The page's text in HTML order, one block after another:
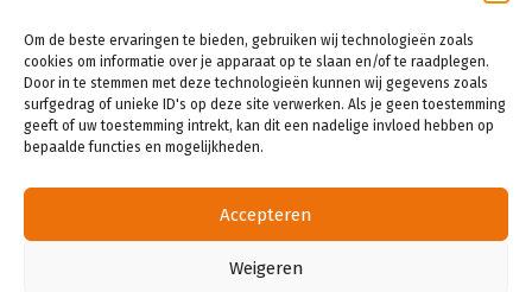
Om de beste ervaringen te bieden, gebruiken wij technologieën zoals
cookies om informatie over je apparaat op te slaan en/of te raadplegen.
Door in te stemmen met deze technologieën kunnen wij gegevens zoals
surfgedrag of unieke ID's op deze site verwerken. Als je geen toestemming
geeft of uw toestemming intrekt, kan dit een nadelige invloed hebben op
bepaalde functies en mogelijkheden.
Accepteren
Weigeren
Cookies